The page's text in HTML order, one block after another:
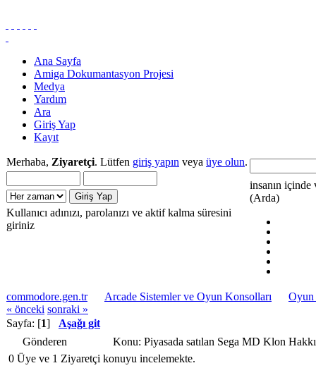
Ana Sayfa
Amiga Dokumantasyon Projesi
Medya
Yardım
Ara
Giriş Yap
Kayıt
Merhaba, Ziyaretçi. Lütfen giriş yapın veya üye olun.
Kullanıcı adınızı, parolanızı ve aktif kalma süresini
giriniz
insanın içinde
(Arda)
commodore.gen.tr Arcade Sistemler ve Oyun Konsolları
Oyun
« önceki sonraki »
Sayfa: [1] Aşağı git
Gönderen
Konu: Piyasada satılan Sega MD Klon
0 Üye ve 1 Ziyaretçi konuyu incelemekte.